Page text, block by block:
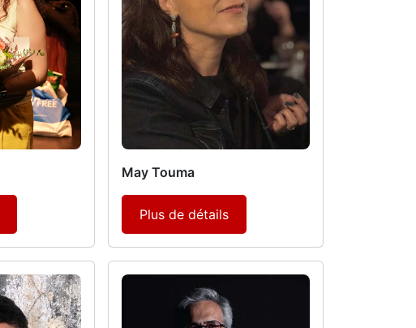
May Touma
Plus de détails